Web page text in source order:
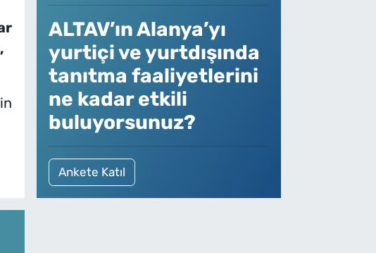
ALTAV’ın Alanya’yı
yurtiçi ve yurtdışında
tanıtma faaliyetlerini
ne kadar etkili
buluyorsunuz?
Ankete Katıl